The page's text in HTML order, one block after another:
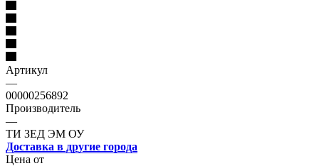
Артикул
—
00000256892
Производитель
—
ТИ ЗЕД ЭМ ОУ
Доставка в другие города
Цена от